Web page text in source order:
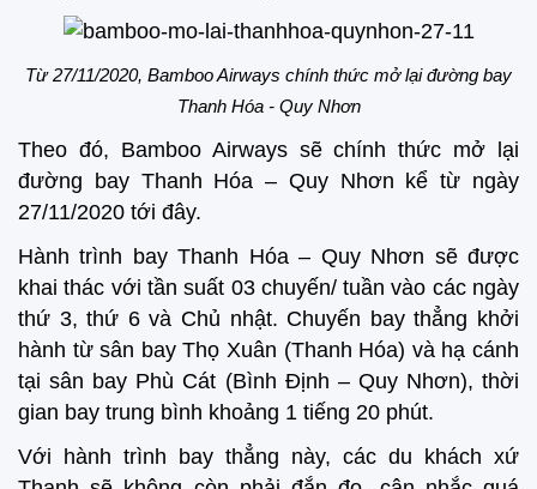
Từ 27/11/2020, Bamboo Airways chính thức mở lại đường bay
Thanh Hóa - Quy Nhơn
Theo đó, Bamboo Airways sẽ chính thức mở lại
đường bay Thanh Hóa – Quy Nhơn kể từ ngày
27/11/2020 tới đây.
Hành trình bay Thanh Hóa – Quy Nhơn sẽ được
khai thác với tần suất 03 chuyến/ tuần vào các ngày
thứ 3, thứ 6 và Chủ nhật. Chuyến bay thẳng khởi
hành từ sân bay Thọ Xuân (Thanh Hóa) và hạ cánh
tại sân bay Phù Cát (Bình Định – Quy Nhơn), thời
gian bay trung bình khoảng 1 tiếng 20 phút.
Với hành trình bay thẳng này, các du khách xứ